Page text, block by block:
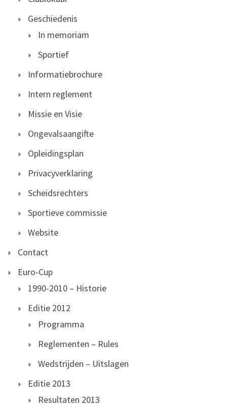
Geschiedenis
In memoriam
Sportief
Informatiebrochure
Intern reglement
Missie en Visie
Ongevalsaangifte
Opleidingsplan
Privacyverklaring
Scheidsrechters
Sportieve commissie
Website
Contact
Euro-Cup
1990-2010 – Historie
Editie 2012
Programma
Reglementen – Rules
Wedstrijden – Uitslagen
Editie 2013
Resultaten 2013